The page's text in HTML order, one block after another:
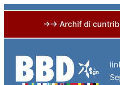
→→ Archif di
content